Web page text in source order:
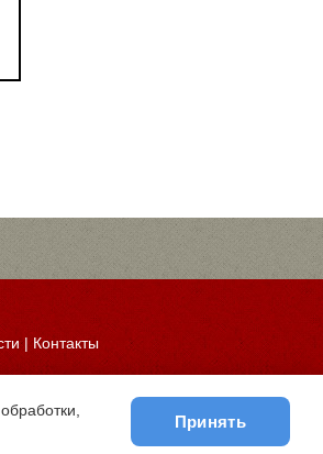
| Контакты
Принять